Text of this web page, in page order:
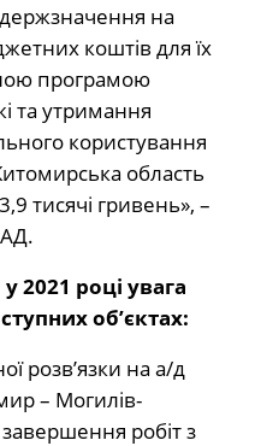
на
коштів для їх
програмою
та утримання
користування
область
тисячі гривень», –
2021 році увага
об’єктах:
розв’язки на а/д
– Могилів-
робіт з